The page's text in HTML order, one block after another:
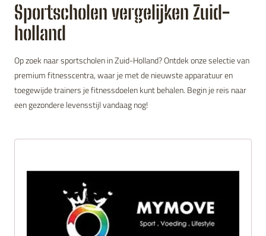
Sportscholen vergelijken Zuid-
holland
Op zoek naar sportscholen in Zuid-Holland? Ontdek onze selectie van
premium fitnesscentra, waar je met de nieuwste apparatuur en
toegewijde trainers je fitnessdoelen kunt behalen. Begin je reis naar
een gezondere levensstijl vandaag nog!